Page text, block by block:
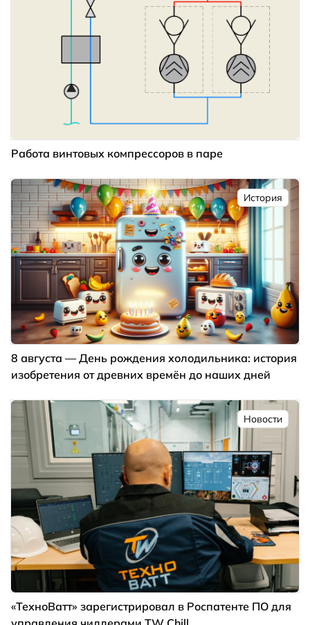
Работа винтовых компрессоров в паре
История
8 августа — День рождения холодильника: история
изобретения от древних времён до наших дней
Новости
«ТехноВатт» зарегистрировал в Роспатенте ПО для